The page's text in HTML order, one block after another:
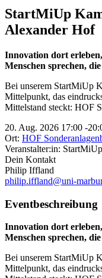
StartMiUp
Alexander Hof
Innovation dort
Menschen sprechen,
Bei unserem StartMiUp
Mittelpunkt, das
Mittelstand steckt: HOF
20. Aug. 2026 17:00 -
Ort: HOF
Veranstalter:in: StartMiUp
Dein Kontakt
Philip Iffland
philip.iffland@uni-
Eventbeschreibung
Innovation dort
Menschen sprechen,
Bei unserem StartMiUp
Mittelpunkt, das